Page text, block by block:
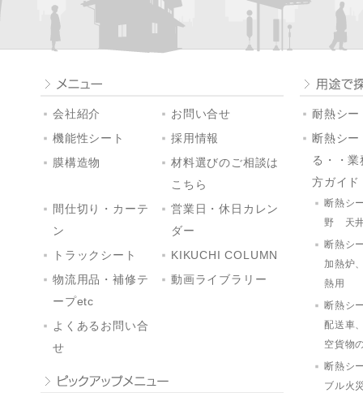
会社紹介
お問い合せ
機能性シート
採用情報
膜構造物
材料選びのご相談は
こちら
間仕切り・カーテ
ン
営業日・休日カレン
ダー
トラックシート
KIKUCHI COLUMN
物流用品・補修テ
ープetc
動画ライブラリー
よくあるお問い合
せ
耐熱シ
断熱シ
る・・
方ガイド
断熱シ
野 天
断熱シ
加熱炉
熱用
断熱シ
配送車
空貨物
断熱シ
ブル火